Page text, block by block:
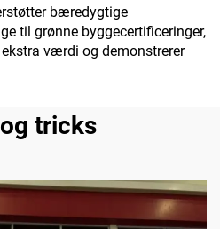
bæredygtige
til grønne byggecertificeringer,
værdi og demonstrerer
tricks